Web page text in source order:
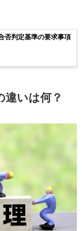
否判定基準の要求事項
違いは何？